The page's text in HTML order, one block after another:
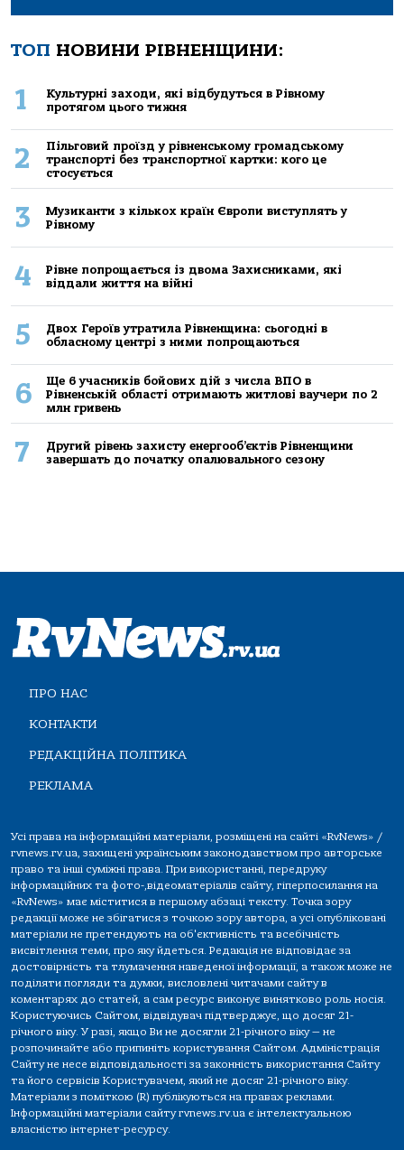
ТОП НОВИНИ РІВНЕНЩИНИ:
1
Культурні заходи, які відбудуться в Рівному
протягом цього тижня
2
Пільговий проїзд у рівненському громадському
транспорті без транспортної картки: кого це
стосується
3
Музиканти з кількох країн Європи виступлять у
Рівному
4
Рівне попрощається із двома Захисниками, які
віддали життя на війні
5
Двох Героїв утратила Рівненщина: сьогодні в
обласному центрі з ними попрощаються
6
Ще 6 учасників бойових дій з числа ВПО в
Рівненській області отримають житлові ваучери по 2
млн гривень
7
Другий рівень захисту енергооб’єктів Рівненщини
завершать до початку опалювального сезону
ПРО НАС
КОНТАКТИ
РЕДАКЦІЙНА ПОЛІТИКА
РЕКЛАМА
Усі права на інформаційні матеріали, розміщені на сайті «RvNews» /
rvnews.rv.ua, захищені українським законодавством про авторське
право та інші суміжні права. При використанні, передруку
інформаційних та фото-,відеоматеріалів сайту, гіперпосилання на
«RvNews» має міститися в першому абзаці тексту. Точка зору
редакції може не збігатися з точкою зору автора, а усі опубліковані
матеріали не претендують на об'єктивність та всебічність
висвітлення теми, про яку йдеться. Редакція не відповідає за
достовірність та тлумачення наведеної інформації, а також може не
поділяти погляди та думки, висловлені читачами сайту в
коментарях до статей, а сам ресурс виконує винятково роль носія.
Користуючись Сайтом, відвідувач підтверджує, що досяг 21-
річного віку. У разі, якщо Ви не досягли 21-річного віку — не
розпочинайте або припиніть користування Сайтом. Адміністрація
Сайту не несе відповідальності за законність використання Сайту
та його сервісів Користувачем, який не досяг 21-річного віку.
Матеріали з поміткою (R) публікуються на правах реклами.
Інформаційні матеріали сайту rvnews.rv.ua є інтелектуальною
власністю інтернет-ресурсу.